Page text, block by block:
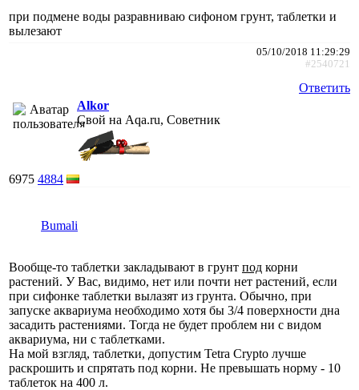
при подмене воды разравниваю сифоном грунт, таблетки и
вылезают
05/10/2018 11:29:29
#2540721
Ответить
Alkor
Свой на Aqa.ru, Советник
6975 4884
Bumali
Вообще-то таблетки закладывают в грунт под корни
растений. У Вас, видимо, нет или почти нет растений, если
при сифонке таблетки вылазят из грунта. Обычно, при
запуске аквариума необходимо хотя бы 3/4 поверхности дна
засадить растениями. Тогда не будет проблем ни с видом
аквариума, ни с таблетками.
На мой взгляд, таблетки, допустим Tetra Crypto лучше
раскрошить и спрятать под корни. Не превышать норму - 10
таблеток на 400 л.